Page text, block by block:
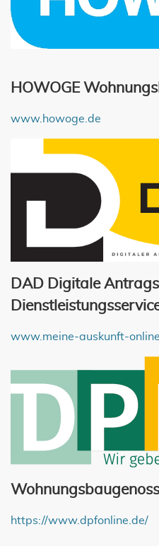
HOWOGE
www.howoge.de
DAD Digitale
www.meine-auskunft-
https://www.dpfonline.de/